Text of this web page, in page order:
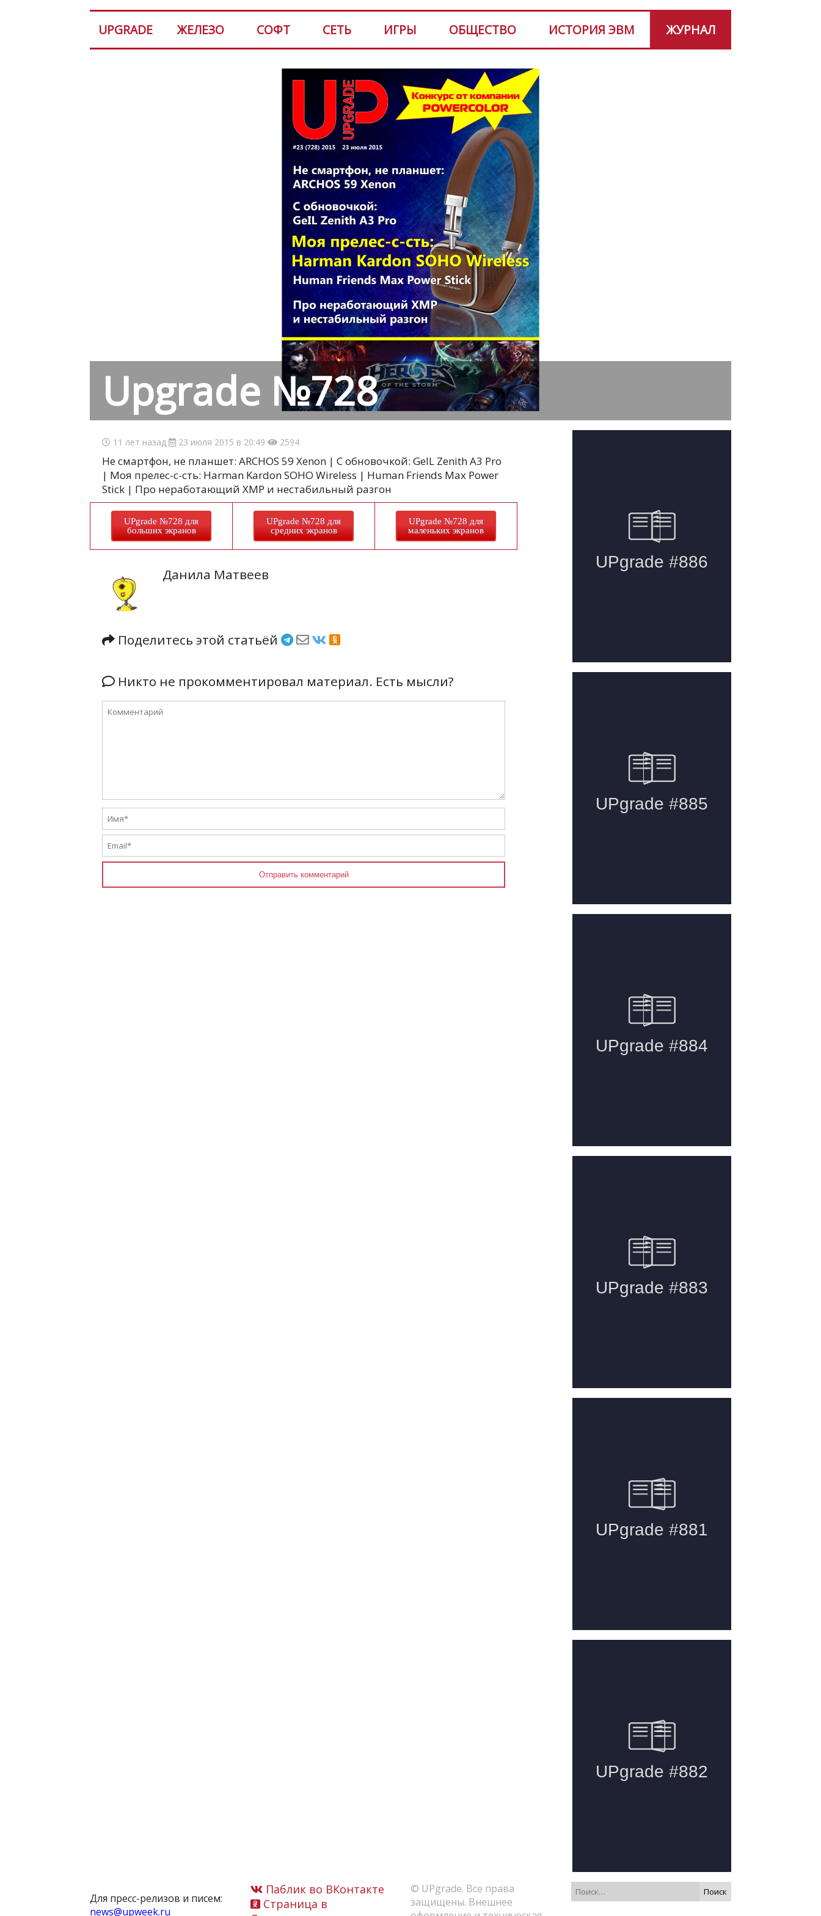
UPGRADE ЖЕЛЕЗО СОФТ СЕТЬ ИГРЫ ОБЩЕСТВО ИСТОРИЯ ЭВМ ЖУРНАЛ
Upgrade №728
11 лет назад 23 июля 2015 в 20:49 2594
Не смартфон, не планшет: ARCHOS 59 Xenon | С обновочкой: GeIL Zenith A3 Pro
| Моя прелес-с-сть: Harman Kardon SOHO Wireless | Human Friends Max Power
Stick | Про неработающий XMP и нестабильный разгон
UPgrade №728 для
больших экранов
UPgrade №728 для
средних экранов
UPgrade №728 для
маленьких экранов
Данила Матвеев
Поделитесь этой статьёй
Никто не прокомментировал материал. Есть мысли?
Для пресс-релизов и писем:
news@upweek.ru
Паблик во ВКонтакте
Страница в
© UPgrade. Все права
защищены. Внешнее